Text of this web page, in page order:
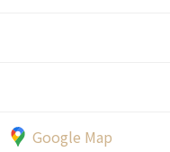
Google Map